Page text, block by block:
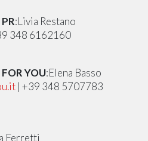
:Livia Restano
348 6162160
YOU:Elena Basso
| +39 348 5707783
Ferretti